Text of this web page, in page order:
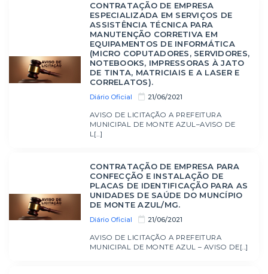
Diário Oficial 21/06/2021
CONTRATAÇÃO DE EMPRESA
ESPECIALIZADA EM SERVIÇOS DE
ASSISTÊNCIA TÉCNICA PARA
MANUTENÇÃO CORRETIVA EM
EQUIPAMENTOS DE INFORMÁTICA
(MICRO COPUTADORES, SERVIDORES,
NOTEBOOKS, IMPRESSORAS À JATO
DE TINTA, MATRICIAIS E A LASER E
CORRELATOS).
AVISO DE LICITAÇÃO A PREFEITURA
MUNICIPAL DE MONTE AZUL–AVISO DE
L[...]
Diário Oficial 21/06/2021
CONTRATAÇÃO DE EMPRESA PARA
CONFECÇÃO E INSTALAÇÃO DE
PLACAS DE IDENTIFICAÇÃO PARA AS
UNIDADES DE SAÚDE DO MUNCÍPIO
DE MONTE AZUL/MG.
AVISO DE LICITAÇÃO A PREFEITURA
MUNICIPAL DE MONTE AZUL – AVISO DE[...]